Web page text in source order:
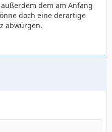
Ein Kampf der
ausbrechen,114 am
dem am Anfang
doch eine derartige
abwürgen.